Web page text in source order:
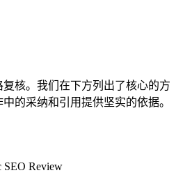
核。我们在下方列出了核心的方
的采纳和引用提供坚实的依据。
SEO Review